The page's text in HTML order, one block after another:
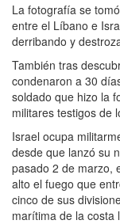
La fotografía se
entre el Líbano e
derribando y
También tras
condenaron a 30
soldado que hizo la
militares testigos de
Israel ocupa
desde que lanzó su
pasado 2 de marzo,
alto el fuego que
cinco de sus
marítima de la costa